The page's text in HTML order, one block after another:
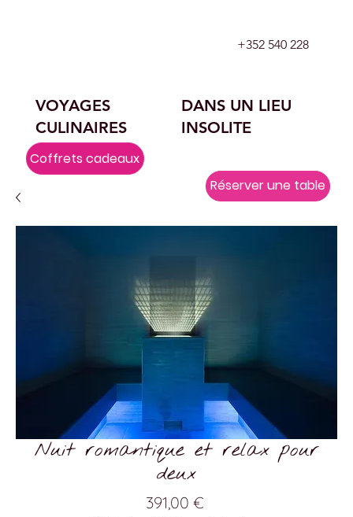
Coffrets cadeaux
VOYAGES
CULINAIRES
DANS UN LIEU
INSOLITE
+352 540 228
Réserver une table
Nuit romantique et relax pour
deux
391,00 €Prix